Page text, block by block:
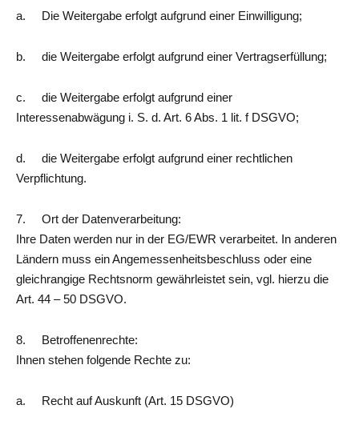
a. Die Weitergabe erfolgt aufgrund einer Einwilligung;
b. die Weitergabe erfolgt aufgrund einer Vertragserfüllung;
c. die Weitergabe erfolgt aufgrund einer
Interessenabwägung i. S. d. Art. 6 Abs. 1 lit. f DSGVO;
d. die Weitergabe erfolgt aufgrund einer rechtlichen
Verpflichtung.
7. Ort der Datenverarbeitung:
Ihre Daten werden nur in der EG/EWR verarbeitet. In anderen
Ländern muss ein Angemessenheitsbeschluss oder eine
gleichrangige Rechtsnorm gewährleistet sein, vgl. hierzu die
Art. 44 – 50 DSGVO.
8. Betroffenenrechte:
Ihnen stehen folgende Rechte zu:
a. Recht auf Auskunft (Art. 15 DSGVO)